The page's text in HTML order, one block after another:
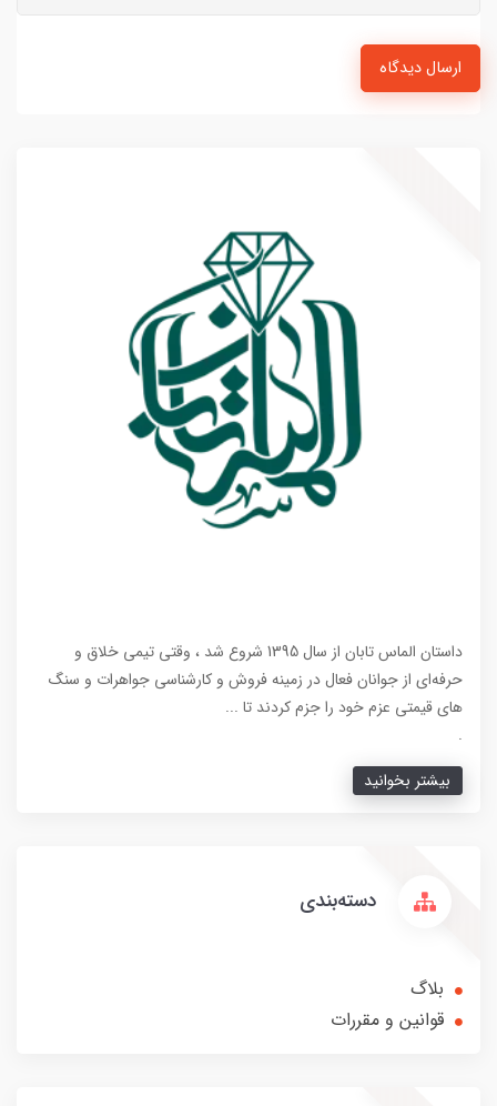
ارسال دیدگاه
داستان الماس تابان از سال 1395 شروع شد ، وقتی تیمی خلاق و
حرفه‌ای از جوانان فعال در زمینه فروش و کارشناسی جواهرات و سنگ
های قیمتی عزم خود را جزم کردند تا ...
.
بیشتر بخوانید
دسته‌بندی
بلاگ
قوانین و مقررات